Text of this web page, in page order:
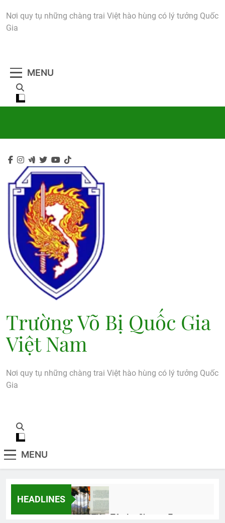
Nơi quy tụ những chàng trai Việt hào hùng có lý tưởng Quốc
Gia
MENU
Trường Võ Bị Quốc Gia
Việt Nam
Nơi quy tụ những chàng trai Việt hào hùng có lý tưởng Quốc
Gia
MENU
HEADLINES
CTBCTY – Tập I – Chương 7